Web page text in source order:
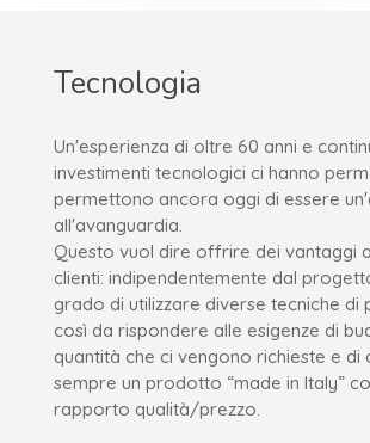
Tecnologia
Un'esperienza di oltre 60 anni e
investimenti tecnologici ci hanno
permettono ancora oggi di essere
all'avanguardia.
Questo vuol dire offrire dei vantaggi
clienti: indipendentemente dal
grado di utilizzare diverse tecniche di
così da rispondere alle esigenze di
quantità che ci vengono richieste e
sempre un prodotto “made in Italy”
rapporto qualità/prezzo.